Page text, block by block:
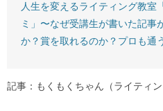
人生を変えるライティング教室
ミ」〜なぜ受講生が書いた記事
か？賞を取れるのか？プロも通
記事：もくもくちゃん（ライティン